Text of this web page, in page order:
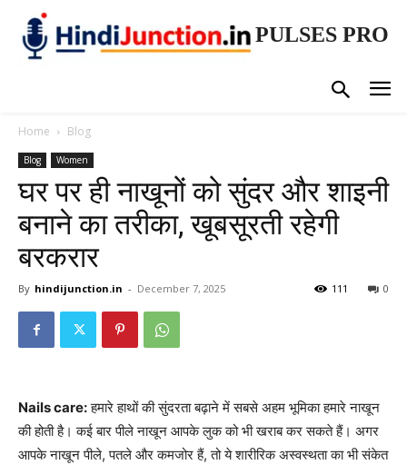
PULSES PRO
Home Blog
Blog Women
घर पर ही नाखूनों को सुंदर और शाइनी
बनाने का तरीका, खूबसूरती रहेगी
बरकरार
By hindijunction.in - December 7, 2025 0
111
Nails care:हमारे हाथों की सुंदरता बढ़ाने में सबसे अहम भूमिका हमारे नाखून
की होती है। कई बार पीले नाखून आपके लुक को भी खराब कर सकते हैं। अगर
आपके नाखून पीले, पतले और कमजोर हैं, तो ये शारीरिक अस्वस्थता का भी संकेत